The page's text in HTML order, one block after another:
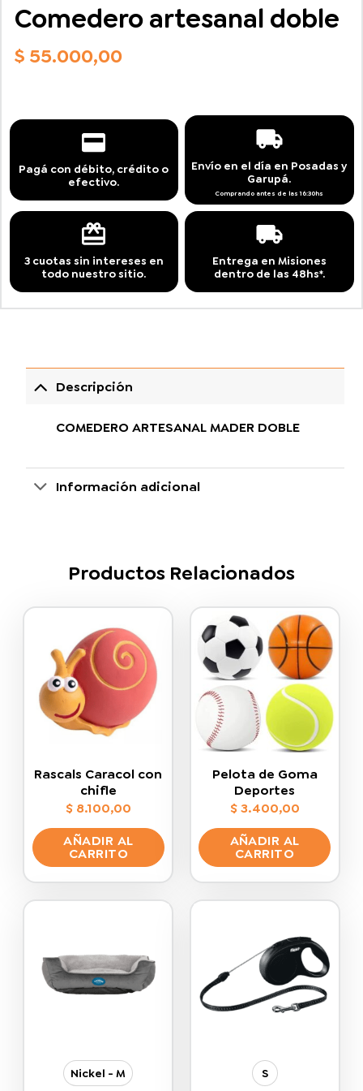
Comedero artesanal doble
$ 55.000,00
Pagá con débito, crédito o
efectivo.
Envío en el día en Posadas y
Garupá.
Comprando antes de las 16:30hs
3 cuotas sin intereses en
todo nuestro sitio.
Entrega en Misiones
dentro de las 48hs*.
Descripción
COMEDERO ARTESANAL MADER DOBLE
Información adicional
Productos Relacionados
Rascals Caracol con
chifle
$8.100,00
AÑADIR AL
CARRITO
Pelota de Goma
Deportes
$3.400,00
AÑADIR AL
CARRITO
Nickel - M S